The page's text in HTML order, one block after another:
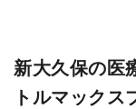
新大久保の医
トルマックス